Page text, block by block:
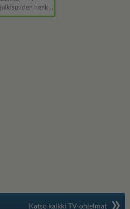
Katso kaikki TV-ohjelmat »